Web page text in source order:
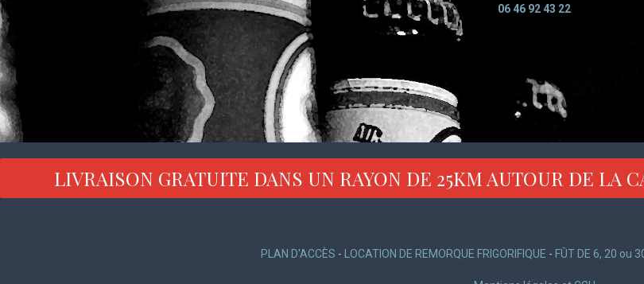
06 46 92 43 22
LIVRAISON GRATUITE DANS UN RAYON DE 25KM AUTOUR DE LA
PLAN D'ACCÈS - LOCATION DE REMORQUE FRIGORIFIQUE - FÛT DE 6, 20 ou